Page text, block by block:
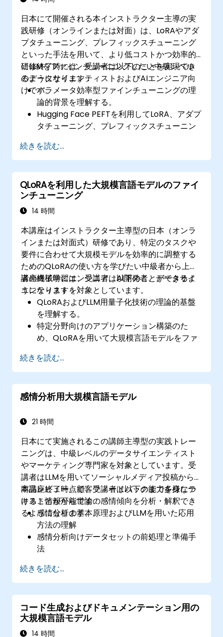
日本にて開催される本インストラクター主導の実
践研修（オンラインまたは対面）は、LoRAやアダ
プタチューニング、プレフィックスチューニング
といった手法を用いて、より低コストかつ効率的
にLLMをファインチューニングしたい中級レベル
のデータサイエンティストおよびAIエンジニア向
けです。
研修終了時には、受講者は以下のことを実現でき
るようになります：
パラメータ効率型ファインチューニングの理
論的背景を理解する。
Hugging Face PEFTを利用してLoRA、アダプ
タチューニング、プレフィックスチューニン
PEFT手法と完全なファインチューニング法の
性能およびコスト面での違いを比較できる。
計算資源や記憶領域の負担を抑えながら、フ
ァインチューニング済みLLMを導入・拡張で
きる。
続きを読む...
QLoRAを利用した大規模言語モデルのファイ
ンチューニング
14 時間
本講座はインストラクター主導型の日本（オンラ
インまたは対面式）研修であり、特定のタスクや
要件に合わせて大規模モデルを効率的に調整する
ためのQLoRAの使い方を学びたい中級者から上級
者の機械学習エンジニア、AI開発者、データサイ
エンティストを対象としています。
講座終了時には、受講者は以下のことができるよ
うになります：
QLoRAおよびLLM用量子化技術の理論的基盤
を理解する。
特定分野向けのアプリケーション構築のた
め、QLoRAを用いて大規模言語モデルをファ
量子化技術を用いることで限られた計算資源
下でもファインチューニングの性能を最適化
できる。
実環境に導入済みのファインチューニング済
続きを読む...
感情分析用大規模言語モデル
21 時間
日本にて実施されるこの講師主導型の実践トレー
ニングは、中級レベルのデータサイエンティスト
やマーケティング専門家を対象としています。受
講者はLLMを用いてソーシャルメディア投稿から
商品レビュー、顧客フィードバックまで多様なテ
キスト情報から世論の感情傾向を分析・解釈でき
るようになります。
本講座終了時点で、受講者は以下の能力を身につ
けることが可能です：
感情分析の基本原理およびLLMを用いた応用
方法の理解
感情分析向けデータセットの前処理と準備手
法
LLM訓練・微調整技術
ソーシャルメディアやその他テキスト情報か
らのリアルタイム感情分析実施法
得られた分析結果をビジネス戦略および意思
決定プロセスへ統合する方法
続きを読む...
コード生成およびドキュメンテーション用の
大規模言語モデル
14 時間